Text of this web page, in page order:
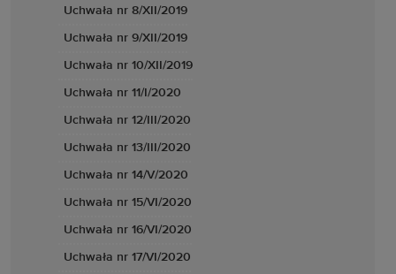
Uchwała nr 8/XII/2019
Uchwała nr 9/XII/2019
Uchwała nr 10/XII/2019
Uchwała nr 11/I/2020
Uchwała nr 12/III/2020
Uchwała nr 13/III/2020
Uchwała nr 14/V/2020
Uchwała nr 15/VI/2020
Uchwała nr 16/VI/2020
Uchwała nr 17/VI/2020